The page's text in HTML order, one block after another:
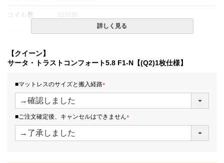
コイル数 1038個
・価格はマットレス単体購入の金額です。
発生する場合がございます。また、発送予定も変更になる
場合があります。
詳しく見る
【クイーン】
サータ・トラストコンフォート5.8 F1-N【(Q2)1枚仕様】
■マットレスのサイズと搬入経路
(
)
■ご注文確定後、キャンセルはできません
(